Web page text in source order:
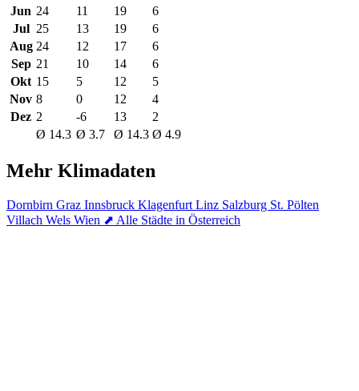
Jun 24 11 19
6
Jul 25 13 19
6
Aug 24 12 17
6
Sep 21 10 14
6
Okt 15 5 12
5
Nov 8 0 12
4
Dez 2 -6 13
2
Ø 14.3 Ø 3.7 Ø 14.3 Ø 4.9
Mehr Klimadaten
Dornbirn Graz Innsbruck Klagenfurt Linz Salzburg St. Pölten
Villach Wels Wien ⬈ Alle Städte in Österreich